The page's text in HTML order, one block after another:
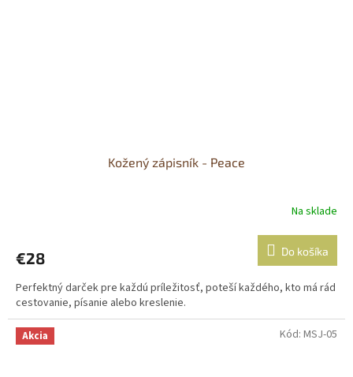
Kožený zápisník - Peace
Na sklade
€28 Do košíka
Perfektný darček pre každú príležitosť, poteší každého, kto má rád
cestovanie, písanie alebo kreslenie.
Akcia Kód: MSJ-05